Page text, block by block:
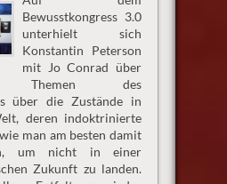
Bewusstkongress 3.0
unterhielt sich
Konstantin Peterson
mit Jo Conrad über
Themen des
über die Zustände in
deren indoktrinierte
man am besten damit
um nicht in einer
Zukunft zu landen.